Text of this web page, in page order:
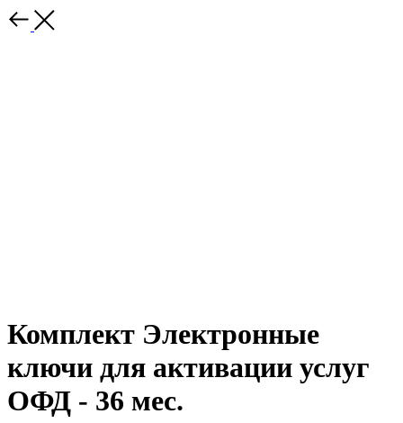
Комплект Электронные
ключи для активации услуг
ОФД - 36 мес.